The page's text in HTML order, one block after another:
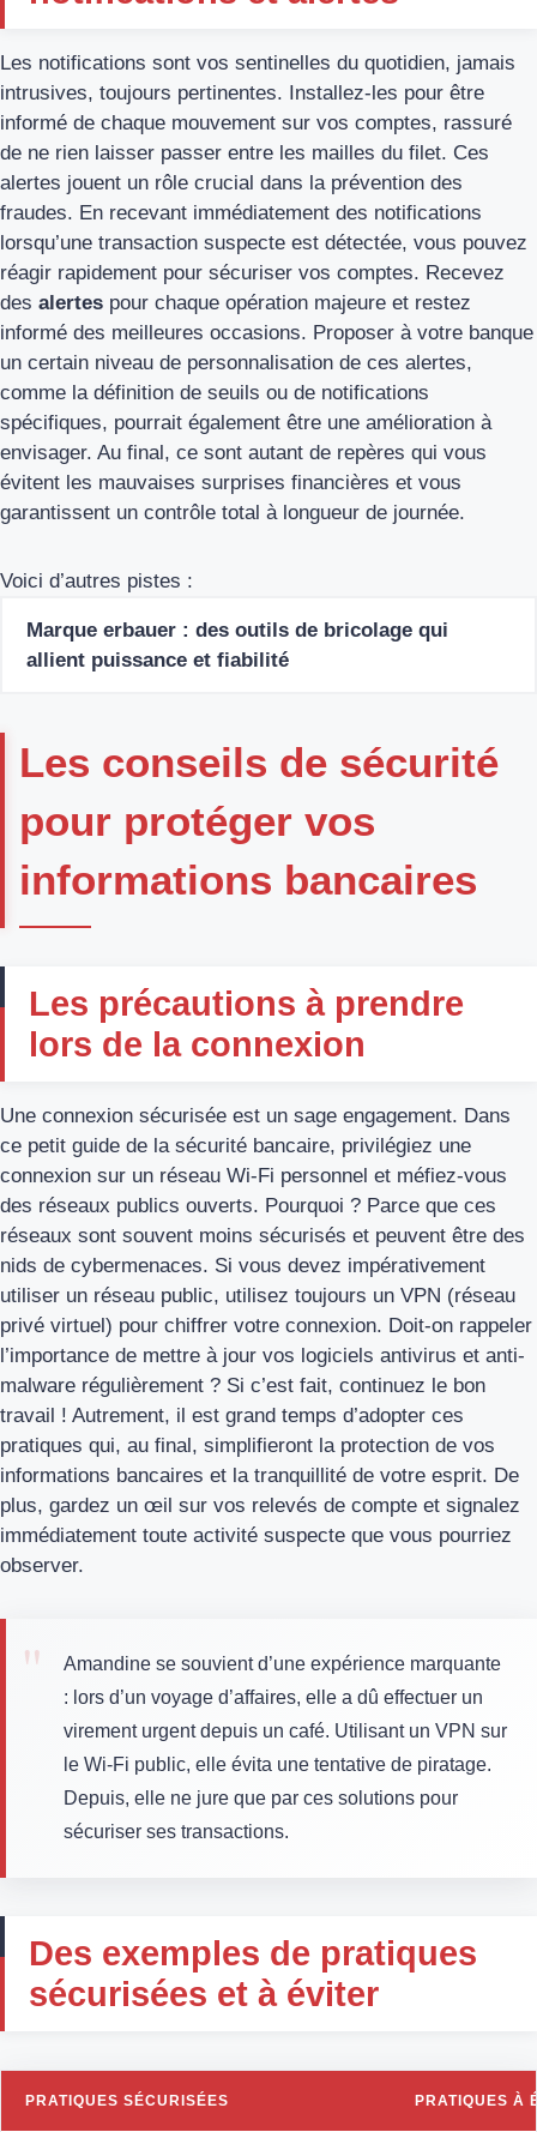
Les notifications sont vos sentinelles du quotidien, jamais
intrusives, toujours pertinentes. Installez-les pour être
informé de chaque mouvement sur vos comptes, rassuré
de ne rien laisser passer entre les mailles du filet. Ces
alertes jouent un rôle crucial dans la prévention des
fraudes. En recevant immédiatement des notifications
lorsqu’une transaction suspecte est détectée, vous pouvez
réagir rapidement pour sécuriser vos comptes. Recevez
des alertes pour chaque opération majeure et restez
informé des meilleures occasions. Proposer à votre banque
un certain niveau de personnalisation de ces alertes,
comme la définition de seuils ou de notifications
spécifiques, pourrait également être une amélioration à
envisager. Au final, ce sont autant de repères qui vous
évitent les mauvaises surprises financières et vous
garantissent un contrôle total à longueur de journée.
Voici d’autres pistes :
Marque erbauer : des outils de bricolage qui
allient puissance et fiabilité
Les conseils de sécurité
pour protéger vos
informations bancaires
Les précautions à prendre
lors de la connexion
Une connexion sécurisée est un sage engagement. Dans
ce petit guide de la sécurité bancaire, privilégiez une
connexion sur un réseau Wi-Fi personnel et méfiez-vous
des réseaux publics ouverts. Pourquoi ? Parce que ces
réseaux sont souvent moins sécurisés et peuvent être des
nids de cybermenaces. Si vous devez impérativement
utiliser un réseau public, utilisez toujours un VPN (réseau
privé virtuel) pour chiffrer votre connexion. Doit-on rappeler
l’importance de mettre à jour vos logiciels antivirus et anti-
malware régulièrement ? Si c’est fait, continuez le bon
travail ! Autrement, il est grand temps d’adopter ces
pratiques qui, au final, simplifieront la protection de vos
informations bancaires et la tranquillité de votre esprit. De
plus, gardez un œil sur vos relevés de compte et signalez
immédiatement toute activité suspecte que vous pourriez
observer.
Amandine se souvient d’une expérience marquante
: lors d’un voyage d’affaires, elle a dû effectuer un
virement urgent depuis un café. Utilisant un VPN sur
le Wi-Fi public, elle évita une tentative de piratage.
Depuis, elle ne jure que par ces solutions pour
sécuriser ses transactions.
Des exemples de pratiques
sécurisées et à éviter
PRATIQUES SÉCURISÉES PRATIQUES À